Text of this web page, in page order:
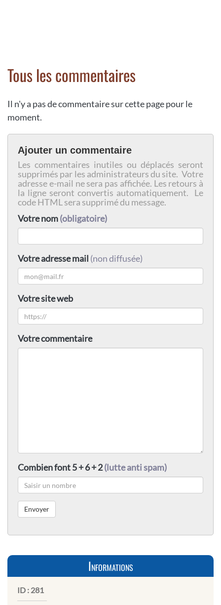
Tous les commentaires
Il n'y a pas de commentaire sur cette page pour le
moment.
Ajouter un commentaire
Les commentaires inutiles ou déplacés seront
supprimés par les administrateurs du site. Votre
adresse e-mail ne sera pas affichée. Les retours à
la ligne seront convertis automatiquement. Le
code HTML sera supprimé du message.
Votre nom(obligatoire)
Votre adresse mail (non diffusée)
Votre site web
Votre commentaire
Combien font 5 + 6 + 2(lutte anti spam)
Informations
ID : 281